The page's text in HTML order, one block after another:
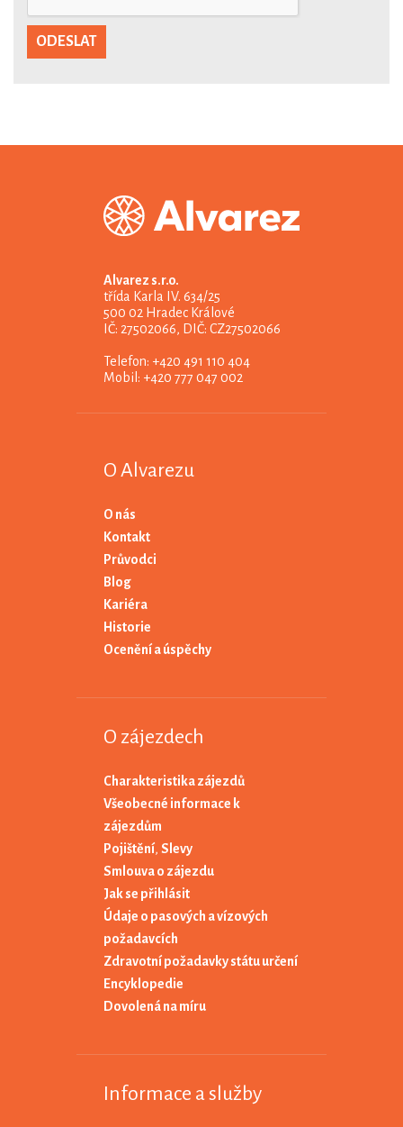
Alvarez s.r.o.
třída Karla IV. 634/25
500 02 Hradec Králové
IČ: 27502066, DIČ: CZ27502066
Telefon: +420 491 110 404
Mobil: +420 777 047 002
O Alvarezu
O nás
Kontakt
Průvodci
Blog
Kariéra
Historie
Ocenění a úspěchy
O zájezdech
Charakteristika zájezdů
Všeobecné informace k
zájezdům
Pojištění, Slevy
Smlouva o zájezdu
Jak se přihlásit
Údaje o pasových a vízových
požadavcích
Zdravotní požadavky státu určení
Encyklopedie
Dovolená na míru
Informace a služby